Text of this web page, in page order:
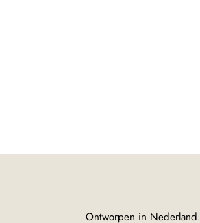
Ontworpen in Nederland.